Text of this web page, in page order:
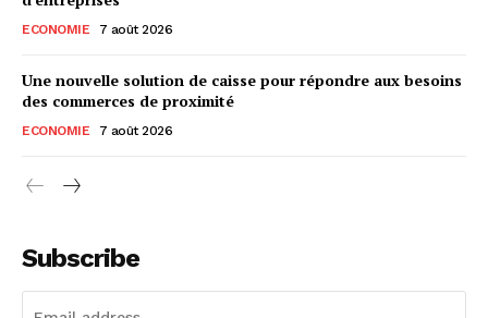
ECONOMIE 7 août 2026
Une nouvelle solution de caisse pour répondre aux besoins
des commerces de proximité
ECONOMIE 7 août 2026
Subscribe